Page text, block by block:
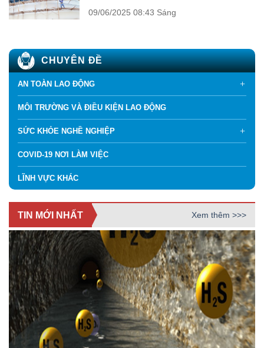
09/06/2025 08:43 Sáng
CHUYÊN ĐỀ
AN TOÀN LAO ĐỘNG
MÔI TRƯỜNG VÀ ĐIỀU KIỆN LAO ĐỘNG
SỨC KHỎE NGHỀ NGHIỆP
COVID-19 NƠI LÀM VIỆC
LĨNH VỰC KHÁC
TIN MỚI NHẤT Xem thêm >>>